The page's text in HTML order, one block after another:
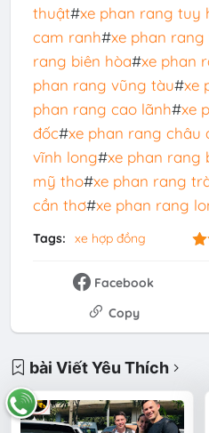
thuật#xe phan rang tuy
cam ranh#xe phan
rang biên hòa#xe phan
phan rang vũng tàu#xe
phan rang cao lãnh#xe
đốc#xe phan rang châu
vĩnh long#xe phan rang
mỹ tho#xe phan rang
cần thơ#xe phan rang
Tags: xe hợp đồng
Facebook
Copy
bài Viết Yêu Thích